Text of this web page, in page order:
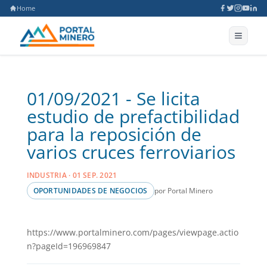
Home
01/09/2021 - Se licita
estudio de prefactibilidad
para la reposición de
varios cruces ferroviarios
INDUSTRIA · 01 SEP. 2021
OPORTUNIDADES DE NEGOCIOS
por Portal Minero
https://www.portalminero.com/pages/viewpage.actio
n?pageId=196969847